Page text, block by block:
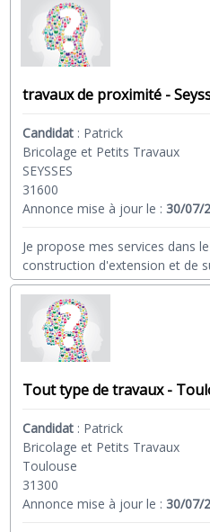
travaux de proximité -
Candidat : Patrick
Bricolage et Petits Travaux
SEYSSES
31600
Annonce mise à jour le :30/07/
Je propose mes services dans
construction d'extension et de
Tout type de travaux -
Candidat : Patrick
Bricolage et Petits Travaux
Toulouse
31300
Annonce mise à jour le :30/07/